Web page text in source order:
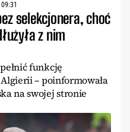
selekcjonera, choć
z nim
funkcję
– poinformowała
na swojej stronie